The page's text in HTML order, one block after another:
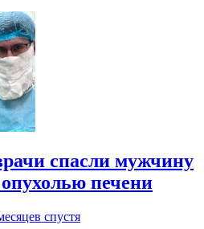
спасли мужчину
печени
спустя